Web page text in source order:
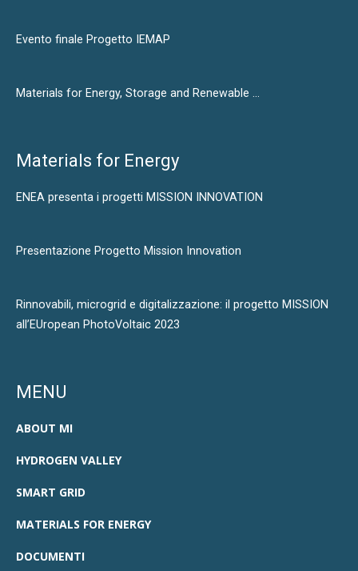
Evento finale Progetto IEMAP
Materials for Energy, Storage and Renewable …
Materials for Energy
ENEA presenta i progetti MISSION INNOVATION
Presentazione Progetto Mission Innovation
Rinnovabili, microgrid e digitalizzazione: il progetto MISSION
all’EUropean PhotoVoltaic 2023
MENU
ABOUT MI
HYDROGEN VALLEY
SMART GRID
MATERIALS FOR ENERGY
DOCUMENTI